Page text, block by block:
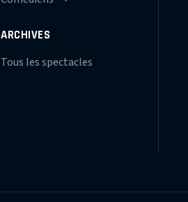
ARCHIVES
Tous les spectacles